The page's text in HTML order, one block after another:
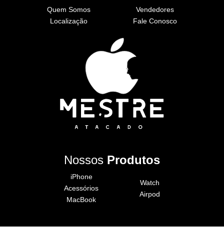
Quem Somos
Localização
Vendedores
Fale Conosco
Nossos Produtos
iPhone
Acessórios
MacBook
Watch
Airpod